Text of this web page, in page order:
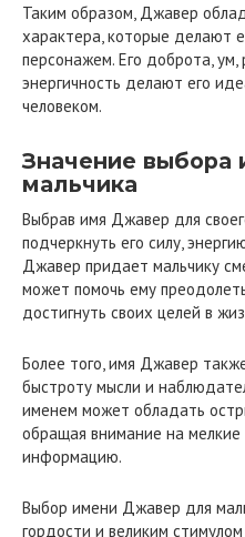
Таким образом, Джавер
характера, которые делают
персонажем. Его доброта,
энергичность делают его
человеком.
Значение
мальчика
Выбрав имя Джавер для
подчеркнуть его силу,
Джавер придает мальчику
может помочь ему
достигнуть своих целей в
Более того, имя Джавер
быстроту мысли и
именем может обладать
обращая внимание на
информацию.
Выбор имени Джавер для
гордости и великим